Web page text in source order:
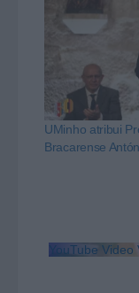
UMinho atribui
Bracarense
YouTube